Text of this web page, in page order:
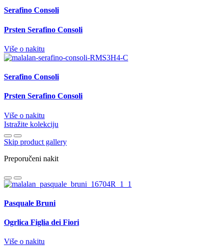
Serafino Consoli
Prsten Serafino Consoli
Više o nakitu
Serafino Consoli
Prsten Serafino Consoli
Više o nakitu
Istražite kolekciju
Skip product gallery
Preporučeni nakit
Pasquale Bruni
Ogrlica Figlia dei Fiori
Više o nakitu